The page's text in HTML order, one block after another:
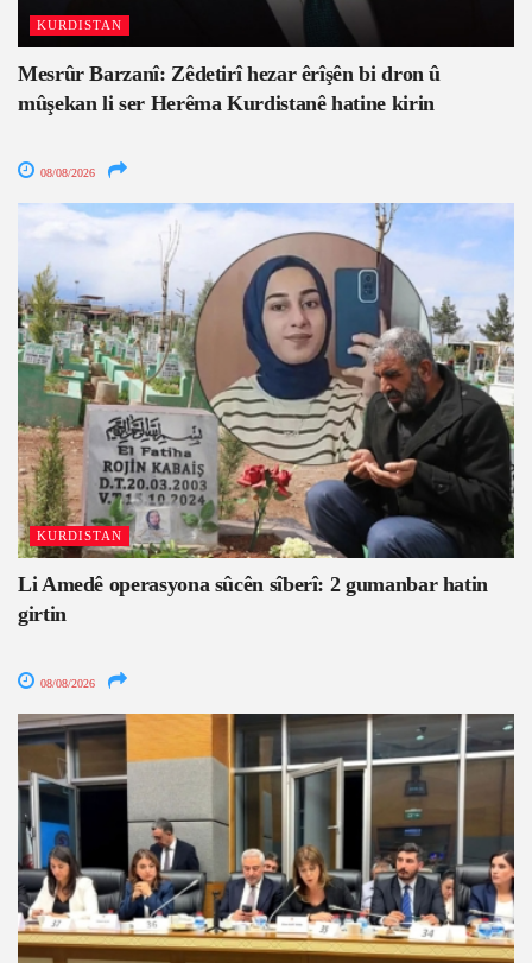
KURDISTAN
Mesrûr Barzanî: Zêdetirî hezar êrîşên bi dron û
mûşekan li ser Herêma Kurdistanê hatine kirin
08/08/2026
KURDISTAN
Li Amedê operasyona sûcên sîberî: 2 gumanbar hatin
girtin
08/08/2026